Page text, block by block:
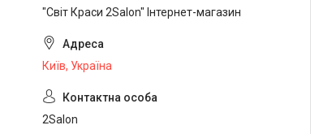
"Світ Краси 2Salon" Інтернет-магазин
Київ, Україна
2Salon